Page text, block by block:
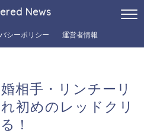
News
シーポリシー 運営者情報
相手・リンチーリ
初めのレッドクリ
！